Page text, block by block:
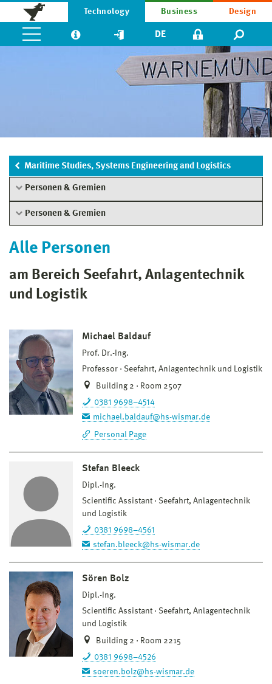
Technology Business Design
DE
Maritime Studies, Systems Engineering and Logistics
Personen & Gremien
Personen & Gremien
Alle Personen
am Bereich Seefahrt, Anlagentechnik
und Logistik
Michael Baldauf
Prof. Dr.-Ing.
Professor
Seefahrt, Anlagentechnik und Logistik
Building 2 · Room 2507
0381 9698–4514
michael.baldauf@hs-wismar.de
Personal Page
Stefan Bleeck
Dipl.-Ing.
Scientific Assistant
Seefahrt, Anlagentechnik
und Logistik
0381 9698–4561
stefan.bleeck@hs-wismar.de
Sören Bolz
Dipl.-Ing.
Scientific Assistant
Seefahrt, Anlagentechnik
und Logistik
Building 2 · Room 2215
0381 9698–4526
soeren.bolz@hs-wismar.de